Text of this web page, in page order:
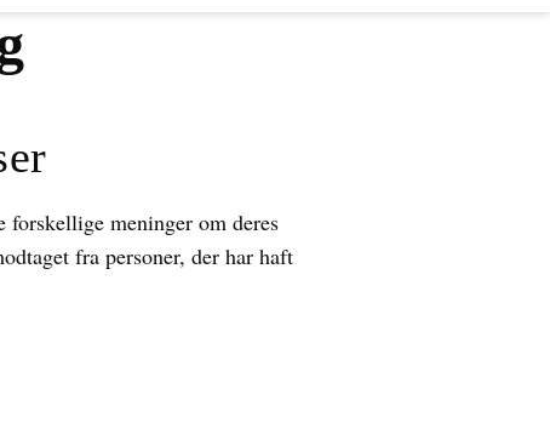
meninger om deres
fra personer, der har haft